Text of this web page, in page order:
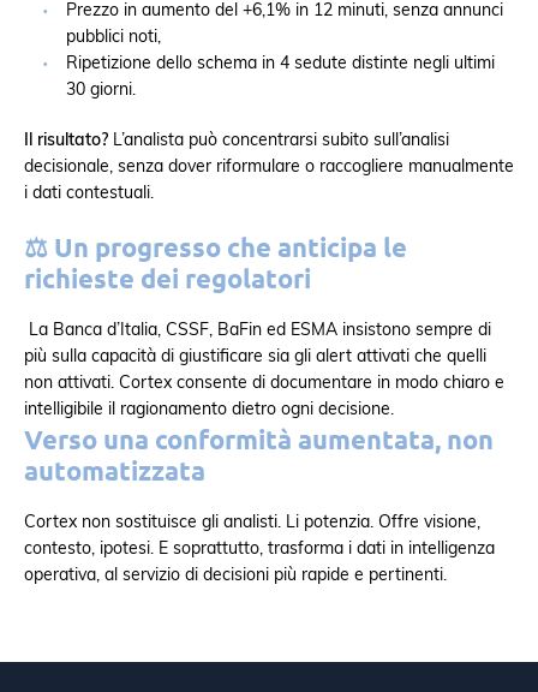
Prezzo in aumento del +6,1% in 12 minuti, senza annunci
pubblici noti,
Ripetizione dello schema in 4 sedute distinte negli ultimi
30 giorni.
Il risultato? L’analista può concentrarsi subito sull’analisi
decisionale, senza dover riformulare o raccogliere manualmente
i dati contestuali.
⚖️ Un progresso che anticipa le
richieste dei regolatori
La Banca d’Italia, CSSF, BaFin ed ESMA insistono sempre di
più sulla capacità di giustificare sia gli alert attivati che quelli
non attivati. Cortex consente di documentare in modo chiaro e
intelligibile il ragionamento dietro ogni decisione.
Verso una conformità aumentata, non
automatizzata
Cortex non sostituisce gli analisti. Li potenzia. Offre visione,
contesto, ipotesi. E soprattutto, trasforma i dati in intelligenza
operativa, al servizio di decisioni più rapide e pertinenti.